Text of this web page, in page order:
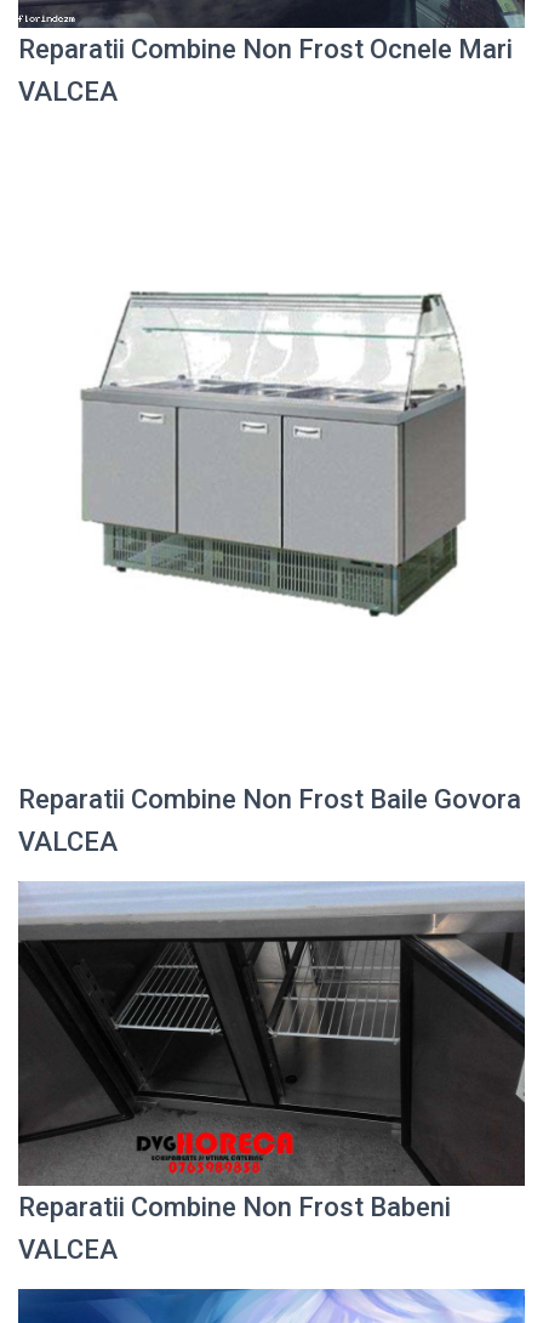
Reparatii Combine Non Frost Ocnele Mari
VALCEA
Reparatii Combine Non Frost Baile Govora
VALCEA
Reparatii Combine Non Frost Babeni
VALCEA